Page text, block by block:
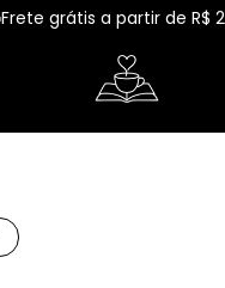
Frete grátis a partir de R$